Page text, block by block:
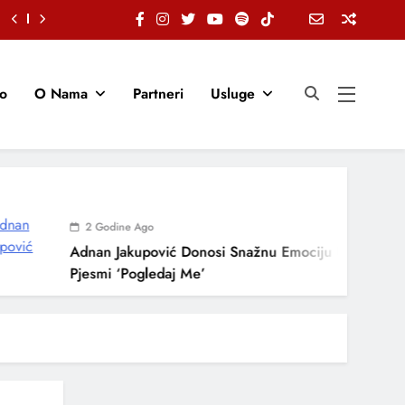
O Nama Partneri Usluge
2 Godine Ago
Adnan Jakupović Donosi Snažnu Emociju U Novoj
Pjesmi ‘Pogledaj Me’